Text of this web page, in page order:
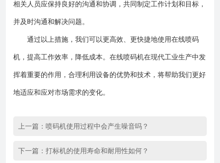
相关人员应保持良好的沟通和协调，共同制定工作计划和目标，
并及时沟通和解决问题。
通过以上措施，我们可以更高效、更快捷地使用在线喷码
机，提高工作效率，降低成本。在线喷码机在现代工业生产中发
挥着重要的作用，合理利用设备的优势和技术，将帮助我们更好
地适应和应对市场需求的变化。
上一篇： 喷码机使用过程中会产生噪音吗？
下一篇： 打标机的使用寿命和耐用性如何？